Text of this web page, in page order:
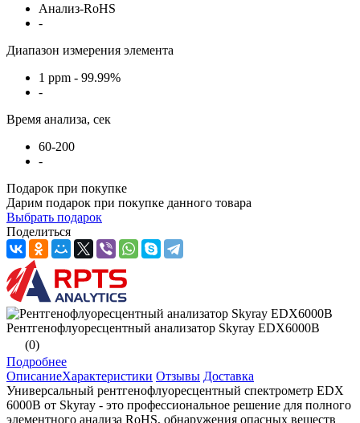
Анализ-RoHS
-
Диапазон измерения элемента
1 ppm - 99.99%
-
Время анализа, сек
60-200
-
Подарок при покупке
Дарим подарок при покупке данного товара
Выбрать подарок
Поделиться
Рентгенофлуоресцентный анализатор Skyray EDX6000B
(0)
Подробнее
ОписаниеХарактеристики Отзывы Доставка
Универсальный рентгенофлуоресцентный спектрометр EDX
6000B от Skyray - это профессиональное решение для полного
элементного анализа RoHS, обнаружения опасных веществ